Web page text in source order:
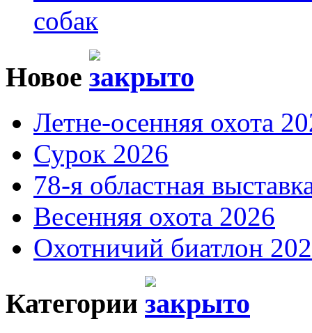
собак
Новое
Летне-осенняя охота
Сурок 2026
78-я областная
Весенняя охота 2026
Охотничий биатлон
Категории